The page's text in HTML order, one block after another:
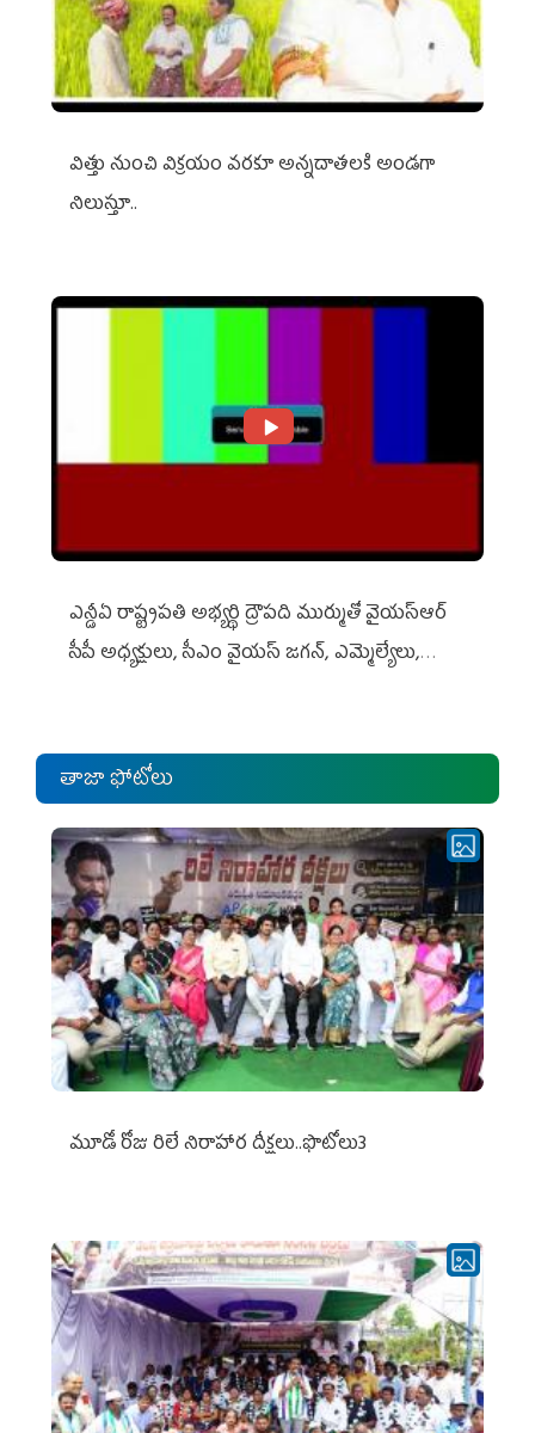
విత్తు నుంచి విక్రయం వరకూ అన్నదాతలకి అండగా
నిలుస్తూ..
ఎన్డీఏ రాష్ట్ర‌ప‌తి అభ్య‌ర్థి ద్రౌప‌ది ముర్ముతో వైయ‌స్ఆర్
సీపీ అధ్య‌క్షులు, సీఎం వైయ‌స్ జ‌గ‌న్, ఎమ్మెల్యేలు,
తాజా ఫోటోలు
మూడో రోజు రిలే నిరాహార దీక్షలు..ఫొటోలు3